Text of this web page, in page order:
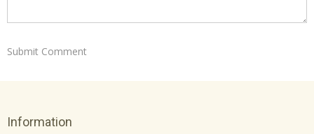
Information